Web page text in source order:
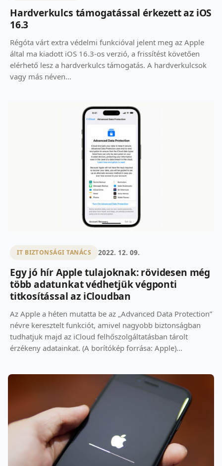
Hardverkulcs támogatással érkezett az iOS
16.3
Régóta várt extra védelmi funkcióval jelent meg az Apple
által ma kiadott iOS 16.3-os verzió, a frissítést követően
elérhető lesz a hardverkulcs támogatás. A hardverkulcsok
vagy más néven...
IT BIZTONSÁGI TANÁCS 2022. 12. 09.
Egy jó hír Apple tulajoknak: rövidesen még
több adatunkat védhetjük végponti
titkosítással az iCloudban
Az Apple a héten mutatta be az „Advanced Data Protection”
névre keresztelt funkciót, amivel nagyobb biztonságban
tudhatjuk majd az iCloud felhőszolgáltatásban tárolt
érzékeny adatainkat. (A borítókép forrása: Apple)...